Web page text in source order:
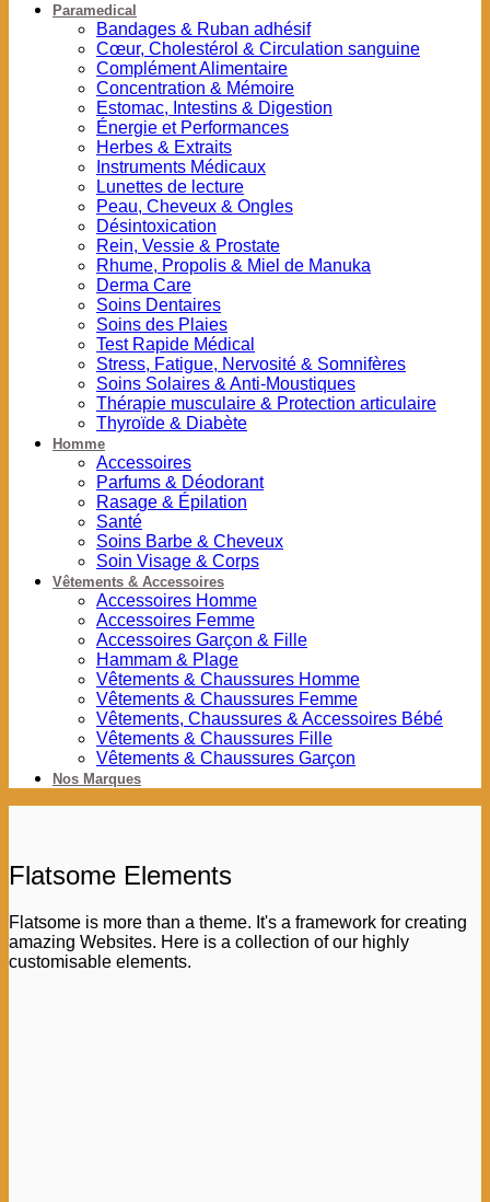
Paramedical
Bandages & Ruban adhésif
Cœur, Cholestérol & Circulation sanguine
Complément Alimentaire
Concentration & Mémoire
Estomac, Intestins & Digestion
Énergie et Performances
Herbes & Extraits
Instruments Médicaux
Lunettes de lecture
Peau, Cheveux & Ongles
Désintoxication
Rein, Vessie & Prostate
Rhume, Propolis & Miel de Manuka
Derma Care
Soins Dentaires
Soins des Plaies
Test Rapide Médical
Stress, Fatigue, Nervosité & Somnifères
Soins Solaires & Anti-Moustiques
Thérapie musculaire & Protection articulaire
Thyroïde & Diabète
Homme
Accessoires
Parfums & Déodorant
Rasage & Épilation
Santé
Soins Barbe & Cheveux
Soin Visage & Corps
Vêtements & Accessoires
Accessoires Homme
Accessoires Femme
Accessoires Garçon & Fille
Hammam & Plage
Vêtements & Chaussures Homme
Vêtements & Chaussures Femme
Vêtements, Chaussures & Accessoires Bébé
Vêtements & Chaussures Fille
Vêtements & Chaussures Garçon
Nos Marques
Flatsome Elements
Flatsome is more than a theme. It's a framework for creating
amazing Websites. Here is a collection of our highly
customisable elements.